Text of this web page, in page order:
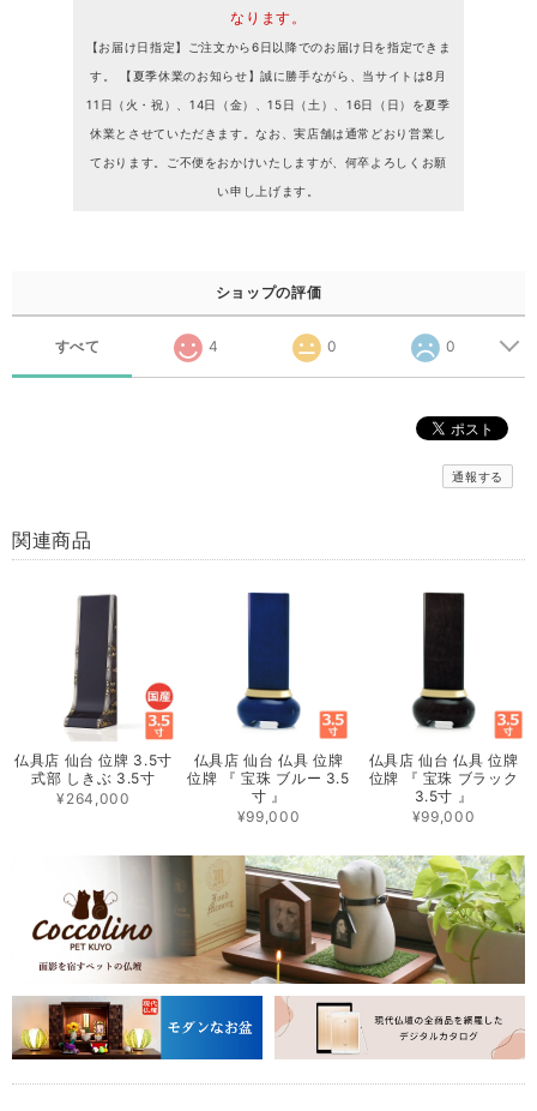
なります。
【お届け日指定】ご注文から6日以降でのお届け日を指定できま
す。 【夏季休業のお知らせ】誠に勝手ながら、当サイトは8月
11日（火・祝）、14日（金）、15日（土）、16日（日）を夏季
休業とさせていただきます。なお、実店舗は通常どおり営業し
ております。ご不便をおかけいたしますが、何卒よろしくお願
い申し上げます。
ショップの評価
すべて 4 0 0
通報する
関連商品
仏具店 仙台 位牌 3.5寸
式部 しきぶ 3.5寸
¥264,000
仏具店 仙台 仏具 位牌
位牌 『 宝珠 ブルー 3.5
寸 』
¥99,000
仏具店 仙台 仏具 位牌
位牌 『 宝珠 ブラック
3.5寸 』
¥99,000